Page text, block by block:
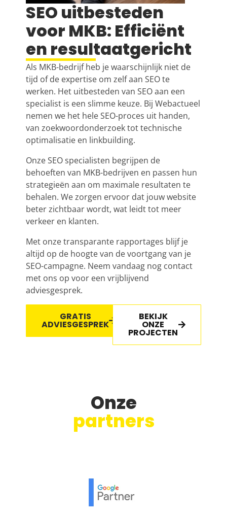
SEO uitbesteden
voor MKB: Efficiënt
en resultaatgericht
Als MKB-bedrijf heb je waarschijnlijk niet de
tijd of de expertise om zelf aan SEO te
werken. Het uitbesteden van SEO aan een
specialist is een slimme keuze. Bij Webactueel
nemen we het hele SEO-proces uit handen,
van zoekwoordonderzoek tot technische
optimalisatie en linkbuilding.
Onze SEO specialisten begrijpen de
behoeften van MKB-bedrijven en passen hun
strategieën aan om maximale resultaten te
behalen. We zorgen ervoor dat jouw website
beter zichtbaar wordt, wat leidt tot meer
verkeer en klanten.
Met onze transparante rapportages blijf je
altijd op de hoogte van de voortgang van je
SEO-campagne. Neem vandaag nog contact
met ons op voor een vrijblijvend
adviesgesprek.
GRATIS
ADVIESGESPREK
BEKIJK
ONZE
PROJECTEN
Onze
partners